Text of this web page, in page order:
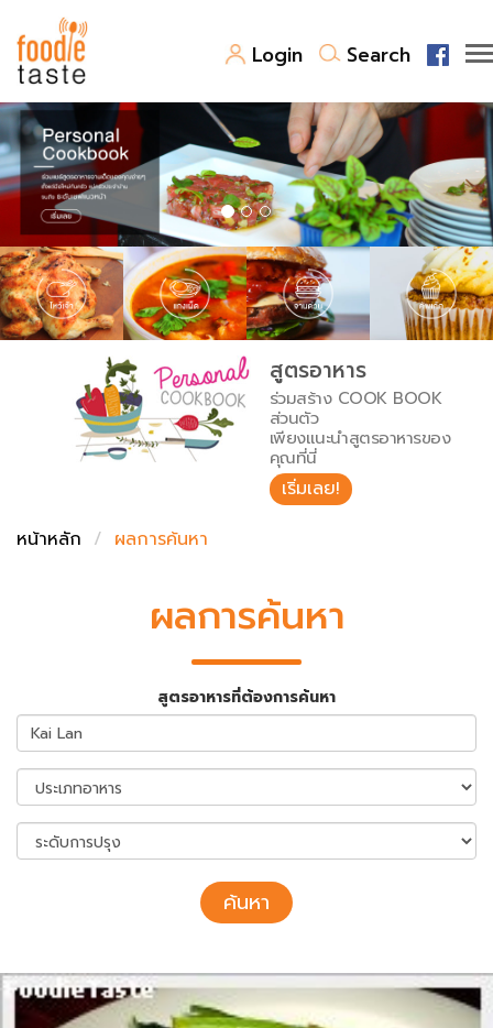
Login Search
สูตรอาหาร
สูตรอาหารล่าสุด
Top Foodie
พาไปชิม
สารพันก้นครัว
เคล็ดลับน่ารู้
เปรียบเทียบหน่วยการตวง
เปรียบเทียบอุณหภูมิ
เปรียบเทียบน้ำหนักวัตถุดิบ
FoodPedia
สร้าง Cookbook
สูตรอาหาร
ร่วมสร้าง COOK BOOK
ส่วนตัว
เพียงแนะนำสูตรอาหารของ
คุณที่นี่
เริ่มเลย!
หน้าหลัก
ผลการค้นหา
ผลการค้นหา
สูตรอาหารที่ต้องการค้นหา
ค้นหา